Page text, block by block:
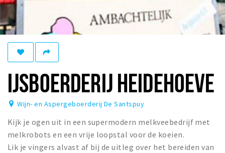
Recreatief
Winkels
Winkelgebieden
Bezienswaardigheden
Musea, theaters & podia
Uitjes & activiteiten
Toeristische routes
IJSBOERDERIJ HEIDEHOEVE
Wijn- en Aspergeboerderij De Santspuy
Kijk je ogen uit in een supermodern melkveebedrijf met
melkrobots en een vrije loopstal voor de koeien.
Lik je vingers alvast af bij de uitleg over het bereiden van